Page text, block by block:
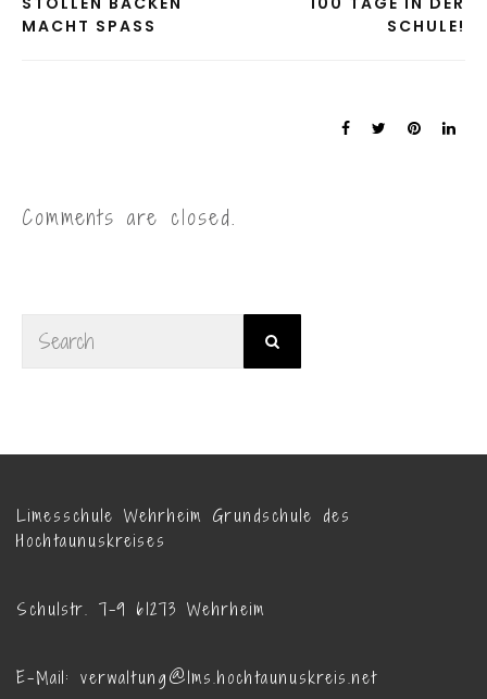
MACHT SPASS
SCHULE!
Comments are closed.
Limesschule Wehrheim Grundschule des
Hochtaunuskreises
Schulstr. 7-9 61273 Wehrheim
E-Mail: verwaltung@lms.hochtaunuskreis.net